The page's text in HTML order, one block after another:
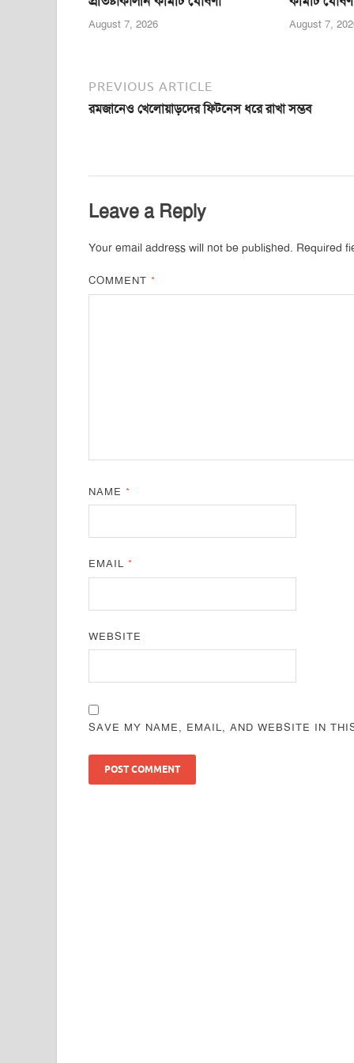
August 7, 2026 August 7,
PREVIOUS ARTICLE
রমজানেও খেলোয়াড়দের ফিটনেস ধরে রাখা সম্ভব
Leave a Reply
Your email address will not be published. Required
COMMENT*
NAME*
EMAIL*
WEBSITE
SAVE MY NAME, EMAIL, AND WEBSITE IN